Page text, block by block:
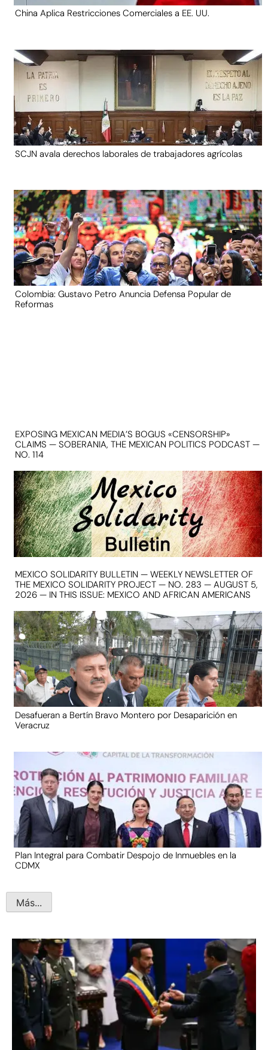
China Aplica Restricciones Comerciales a EE. UU.
SCJN avala derechos laborales de trabajadores agrícolas
Colombia: Gustavo Petro Anuncia Defensa Popular de
Reformas
EXPOSING MEXICAN MEDIA’S BOGUS «CENSORSHIP»
CLAIMS — SOBERANIA, THE MEXICAN POLITICS PODCAST —
NO. 114
MEXICO SOLIDARITY BULLETIN — WEEKLY NEWSLETTER OF
THE MEXICO SOLIDARITY PROJECT — NO. 283 — AUGUST 5,
2026 — IN THIS ISSUE: MEXICO AND AFRICAN AMERICANS
Desafueran a Bertín Bravo Montero por Desaparición en
Veracruz
Plan Integral para Combatir Despojo de Inmuebles en la
CDMX
Más...